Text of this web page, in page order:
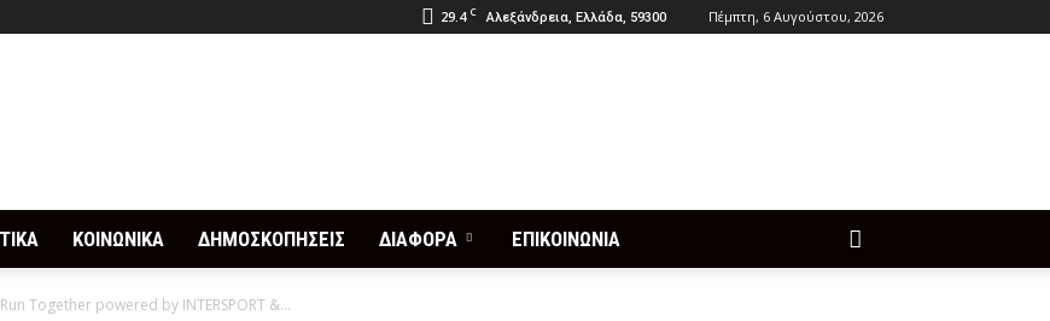
29.4 C Αλεξάνδρεια, Ελλάδα, 59300 Πέμπτη, 6 Αυγούστου, 2026
ΚΟΙΝΩΝΙΚΑ ΔΗΜΟΣΚΟΠΗΣΕΙΣ ΔΙΑΦΟΡΑ ΕΠΙΚΟΙΝΩΝΙΑ
Together powered by INTERSPORT &...